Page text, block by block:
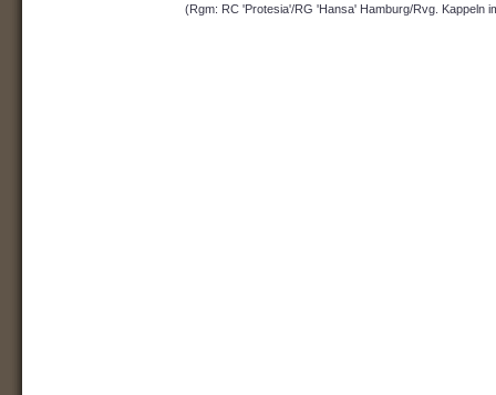
(Rgm: RC 'Protesia'/RG 'Hansa' Hamburg/Rvg. Kappeln